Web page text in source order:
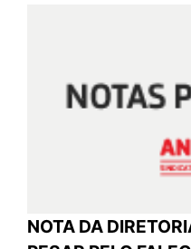
NOTA DA